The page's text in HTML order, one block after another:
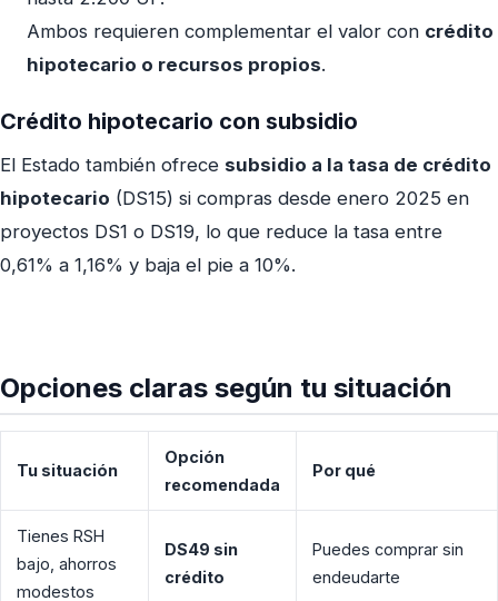
Ambos requieren complementar el valor con crédito
hipotecario o recursos propios.
Crédito hipotecario con subsidio
El Estado también ofrece subsidio a la tasa de crédito
hipotecario (DS15) si compras desde enero 2025 en
proyectos DS1 o DS19, lo que reduce la tasa entre
0,61% a 1,16% y baja el pie a 10%.
Opciones claras según tu situación
Tu situación
Opción
recomendada
Por qué
Tienes RSH
bajo, ahorros
modestos
DS49 sin
crédito
Puedes comprar sin
endeudarte